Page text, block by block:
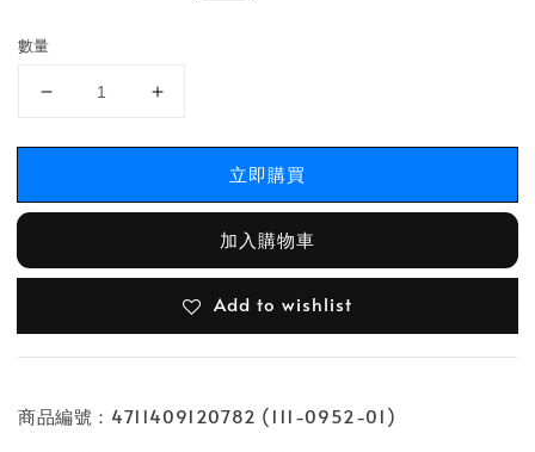
數量
立即購買
加入購物車
Add to wishlist
商品編號：4711409120782 (111-0952-01)